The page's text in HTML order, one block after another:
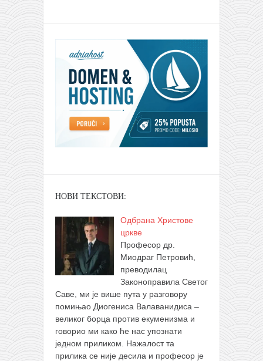
НОВИ ТЕКСТОВИ:
Одбрана Христове
цркве
Професор др.
Миодраг Петровић,
преводилац
Законоправила Светог
Саве, ми је више пута у разговору
помињао Диогениса Валаванидиса –
великог борца против екуменизма и
говорио ми како ће нас упознати
једном приликом. Нажалост та
прилика се није десила и професор је